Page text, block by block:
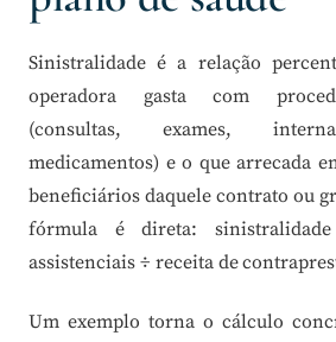
Sinistralidade é a relação
operadora gasta com
(consultas, exames,
medicamentos) e o que arrecada
beneficiários daquele contrato ou
fórmula é direta:
assistenciais ÷ receita de
Um exemplo torna o cálculo